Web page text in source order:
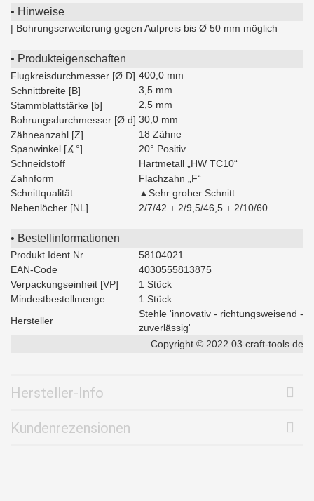
• Hinweise
| Bohrungserweiterung gegen Aufpreis bis Ø 50 mm möglich
• Produkteigenschaften
Flugkreisdurchmesser [Ø D] 400,0 mm
Schnittbreite [B]
3,5 mm
Stammblattstärke [b]
2,5 mm
Bohrungsdurchmesser [Ø d] 30,0 mm
Zähneanzahl [Z]
18 Zähne
Spanwinkel [∡°]
20° Positiv
Schneidstoff
Hartmetall „HW TC10“
Zahnform
Flachzahn „F“
Schnittqualität
▲Sehr grober Schnitt
Nebenlöcher [NL]
2/7/42 + 2/9,5/46,5 + 2/10/60
• Bestellinformationen
Produkt Ident.Nr.
58104021
EAN-Code
4030555813875
Verpackungseinheit [VP]
1 Stück
Mindestbestellmenge
1 Stück
Hersteller
Stehle 'innovativ - richtungsweisend -
zuverlässig'
Copyright © 2022.03 craft-tools.de
Hersteller-Info
Kundenrezensionen